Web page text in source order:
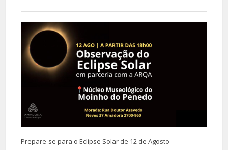
Prepare-se para o Eclipse Solar de 12 de Agosto